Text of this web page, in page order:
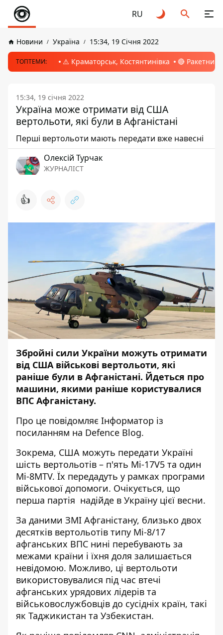
RU
Новини Україна 15:34, 19 Січня 2022
ТОПТЕМИ: ⚠️ Краматорськ, Костянтинівка 🔴 Ракетний
15:34, 19 січня 2022
Україна може отримати від США
вертольоти, які були в Афганістані
Перші вертольоти мають передати вже навесні
Олексій Турчак
ЖУРНАЛІСТ
👍
Збройні сили України можуть отримати
від США військові вертольоти, які
раніше були в Афганістані. Йдеться про
машини, якими раніше користувалися
ВПС Афганістану.
Про це повідомляє Інформатор із
посиланням на Defence Blog.
Зокрема, США можуть передати Україні
шість вертольотів – п'ять Мі-17V5 та один
Мі-8MTV. Їх передадуть у рамках програми
військової допомоги. Очікується, що
перша партія надійде в Україну цієї весни.
За даними ЗМІ Афганістану, близько двох
десятків вертольотів типу Мі-8/17
афганських ВПС нині перебувають за
межами країни і їхня доля залишається
невідомою. Можливо, ці вертольоти
використовувалися під час втечі
афганських урядових лідерів та
військовослужбовців до сусідніх країн, такі
як Таджикистан та Узбекистан.